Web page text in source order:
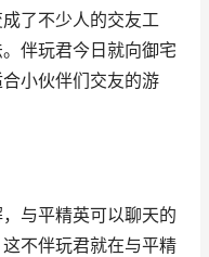
了不少人的交友工
伴玩君今日就向御宅
小伙伴们交友的游
与平精英可以聊天的
不伴玩君就在与平精